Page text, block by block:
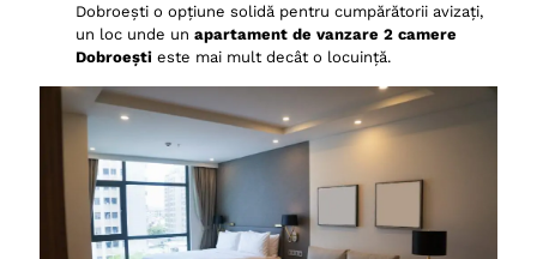
Dobroești o opțiune solidă pentru cumpărătorii avizați,
un loc unde un apartament de vanzare 2 camere
Dobroești este mai mult decât o locuință.